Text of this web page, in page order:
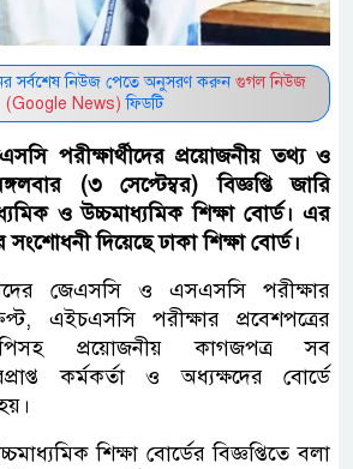
সর্বশেষ নিউজ পেতে অনুসরণ করুন গুগল নিউজ
(Google News) ফিডটি
পরীক্ষার্থীদের প্রয়োজনীয় তথ্য ও
(৩ সেপ্টেম্বর) বিজ্ঞপ্তি জারি
ও উচ্চমাধ্যমিক শিক্ষা বোর্ড। এর
সংশোধনী দিয়েছে ঢাকা শিক্ষা বোর্ড।
জেএসসি ও এসএসসি পরীক্ষার
এইচএসসি পরীক্ষার প্রবেশপত্রের
প্রয়োজনীয় কাগজপত্র সব
কর্মকর্তা ও অধ্যক্ষদের বোর্ডে
শিক্ষা বোর্ডের বিজ্ঞপ্তিতে বলা